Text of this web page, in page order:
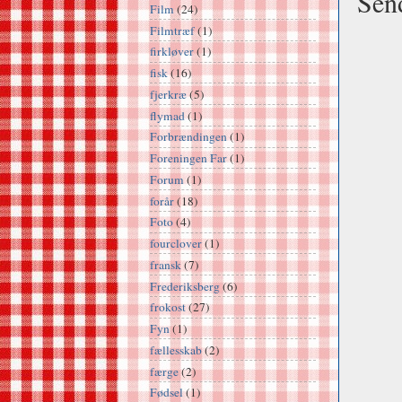
Film(24)
Filmtræf(1)
firkløver(1)
fisk(16)
fjerkræ(5)
flymad(1)
Forbrændingen(1)
Foreningen Far(1)
Forum(1)
forår(18)
Foto(4)
fourclover(1)
fransk(7)
Frederiksberg(6)
frokost(27)
Fyn(1)
fællesskab(2)
færge(2)
Fødsel(1)